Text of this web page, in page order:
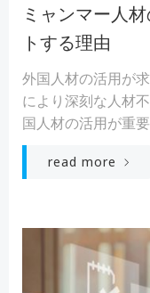
ミャンマー人
トする理由
外国人材の活用が
により深刻な人材
国人材の活用が重
read more